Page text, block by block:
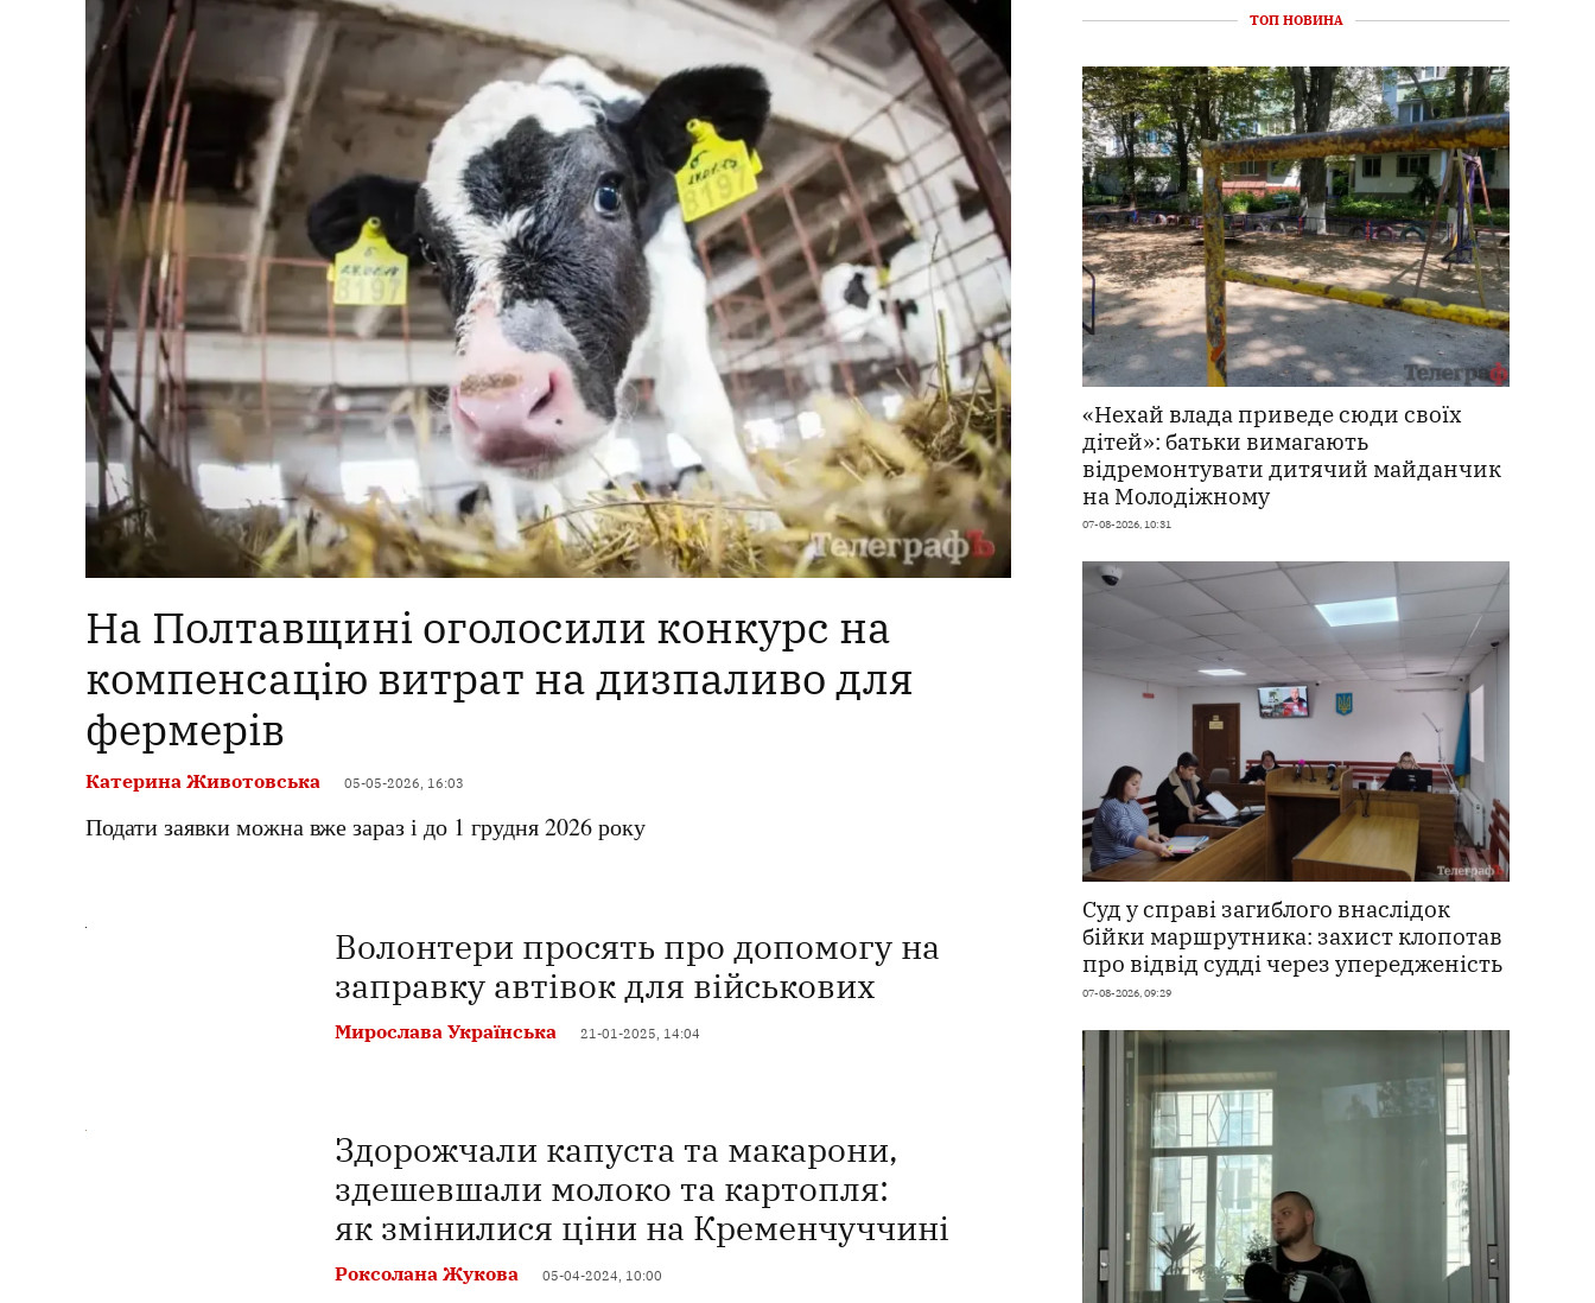
На Полтавщині оголосили конкурс на
компенсацію витрат на дизпаливо для
фермерів
Катерина Животовська 05-05-2026, 16:03
Подати заявки можна вже зараз і до 1 грудня 2026 року
Волонтери просять про допомогу на
заправку автівок для військових
Мирослава Українська 21-01-2025, 14:04
Здорожчали капуста та макарони,
здешевшали молоко та картопля:
як змінилися ціни на Кременчуччині
Роксолана Жукова 05-04-2024, 10:00
ТОП НОВИНА
«Нехай влада приведе сюди своїх
дітей»: батьки вимагають
відремонтувати дитячий майданчик
на Молодіжному
07-08-2026, 10:31
Суд у справі загиблого внаслідок
бійки маршрутника: захист клопотав
про відвід судді через упередженість
07-08-2026, 09:29